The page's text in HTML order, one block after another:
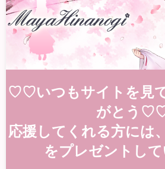
♡♡いつもサイトを見
がとう
応援してくれる方には
をプレゼントして